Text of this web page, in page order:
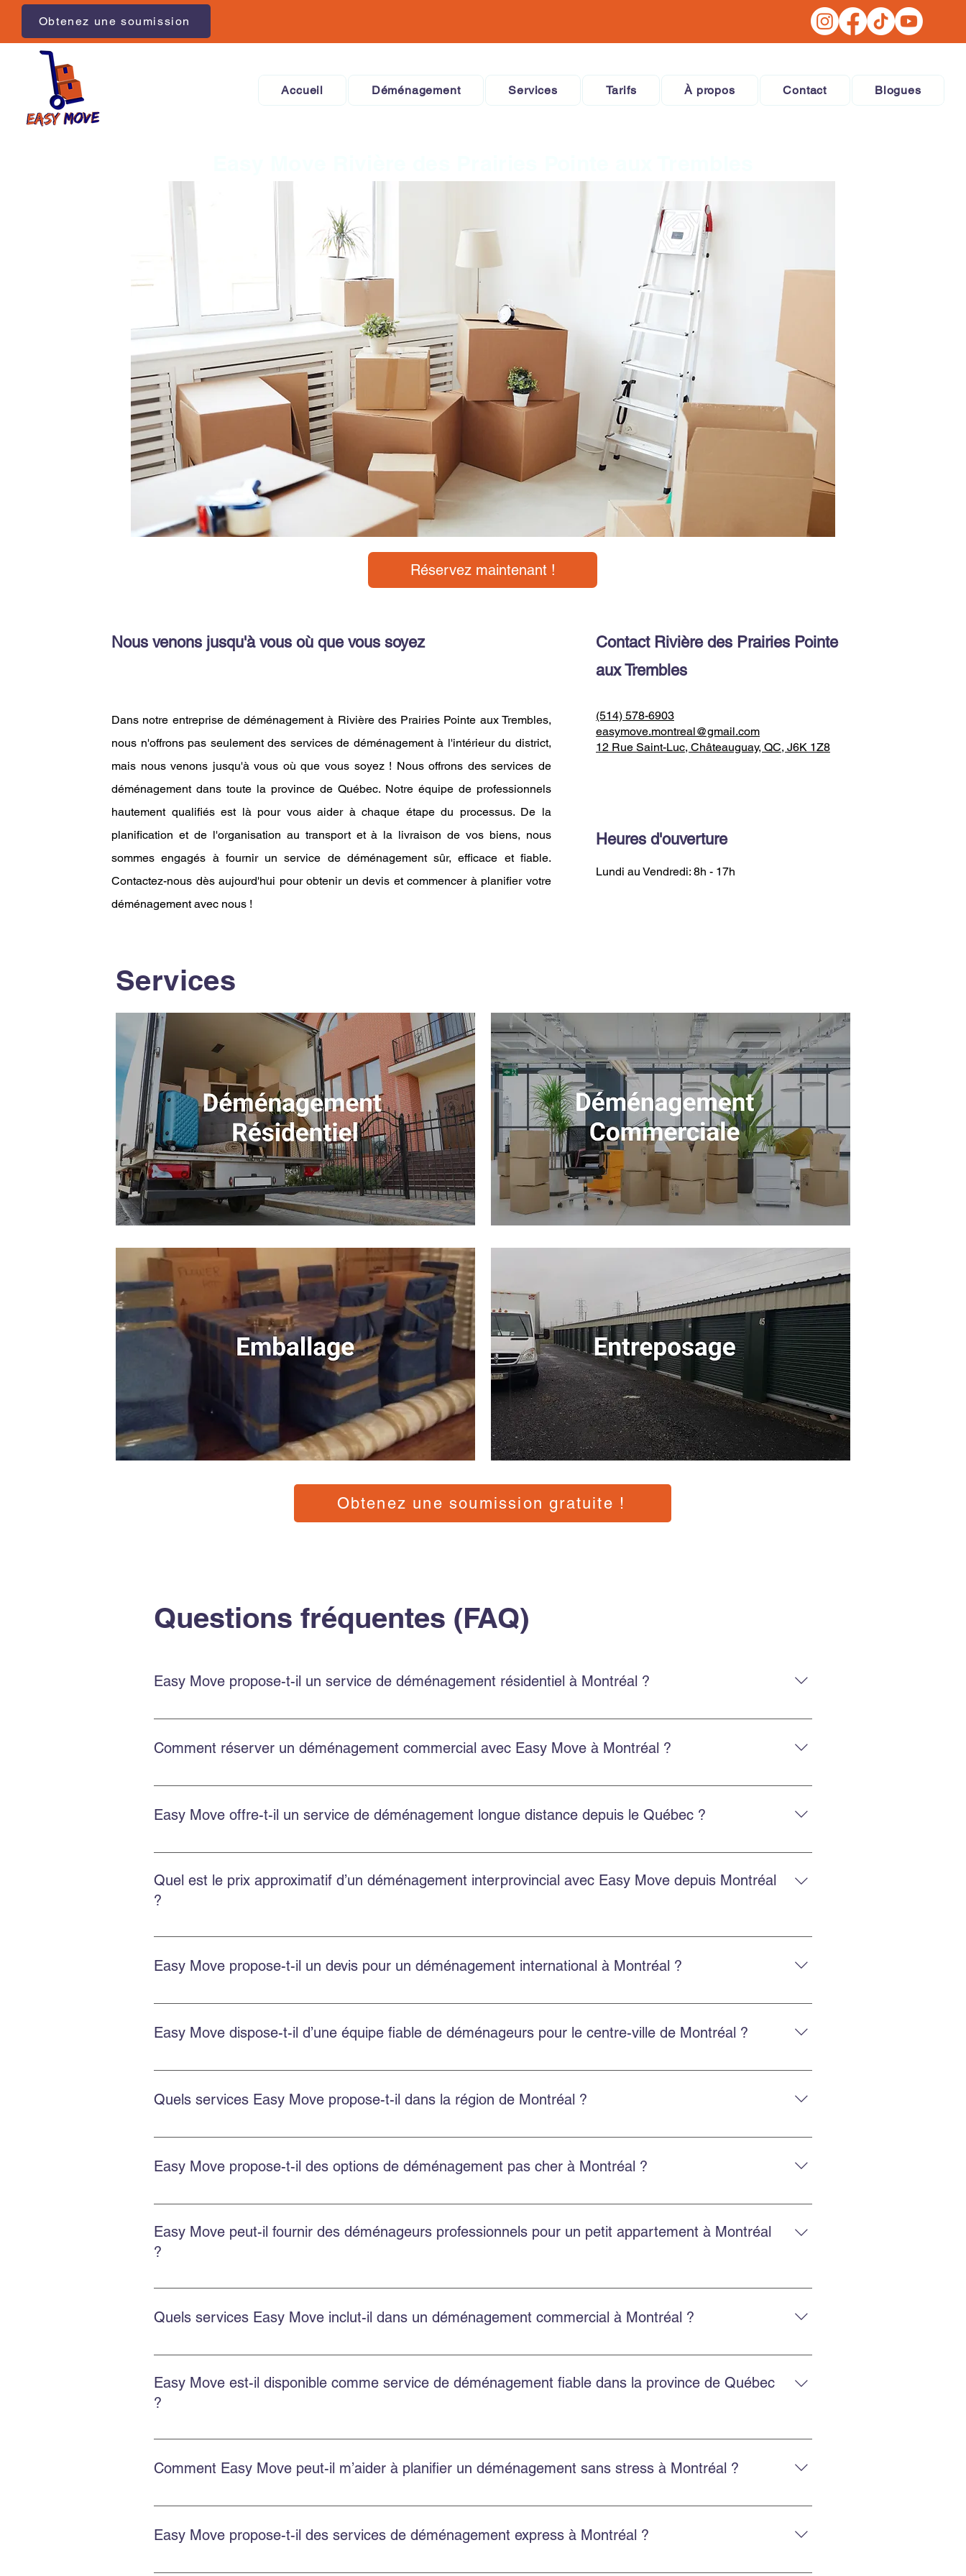
Obtenez une soumission
Accueil Déménagement Services Tarifs À propos Contact Blogues
Réservez maintenant !
Nous venons jusqu'à vous où que vous soyez
Dans notre entreprise de déménagement à Rivière des Prairies Pointe aux Trembles,
nous n'offrons pas seulement des services de déménagement à l'intérieur du district,
mais nous venons jusqu'à vous où que vous soyez ! Nous offrons des services de
déménagement dans toute la province de Québec. Notre équipe de professionnels
hautement qualifiés est là pour vous aider à chaque étape du processus. De la
planification et de l'organisation au transport et à la livraison de vos biens, nous
sommes engagés à fournir un service de déménagement sûr, efficace et fiable.
Contactez-nous dès aujourd'hui pour obtenir un devis et commencer à planifier votre
déménagement avec nous !
Contact Rivière des Prairies Pointe
aux Trembles
(514) 578-6903
easymove.montreal@gmail.com
12 Rue Saint-Luc, Châteauguay, QC, J6K 1Z8
Heures d'ouverture
Lundi au Vendredi: 8h - 17h
Services
Obtenez une soumission gratuite !
Questions fréquentes (FAQ)
Easy Move propose-t-il un service de déménagement résidentiel à Montréal ?
Oui. Easy Move Montréal propose un service résidentiel à Montréal et en banlieue, avec une équipe expérimentée qui manipule
Comment réserver un déménagement commercial avec Easy Move à Montréal ?
Réservez en remplissant le formulaire sur le site, en appelant au 514‑578‑6903, ou en nous contactant via Facebook ou
Easy Move offre-t-il un service de déménagement longue distance depuis le Québec ?
Oui. Easy Move réalise des déménagements provinciaux et internationaux depuis le Québec. Contactez-nous pour une cotation
Quel est le prix approximatif d’un déménagement interprovincial avec Easy Move depuis Montréal
?
Le prix dépend de la distance, du volume et des services choisis. Easy Move propose des soumissions gratuites en ligne pour
Easy Move propose-t-il un devis pour un déménagement international à Montréal ?
Oui. Easy Move fournit des devis gratuits pour les déménagements internationaux depuis Montréal, y compris vers les États-Unis.
Easy Move dispose-t-il d’une équipe fiable de déménageurs pour le centre-ville de Montréal ?
Oui. Easy Move dessert le centre-ville de Montréal avec une équipe ponctuelle, professionnelle et fiable.
Quels services Easy Move propose-t-il dans la région de Montréal ?
Easy Move propose le déménagement résidentiel, commercial, l’emballage professionnel, l’entreposage sécurisé et la location
Easy Move propose-t-il des options de déménagement pas cher à Montréal ?
Easy Move propose des solutions économiques et transparentes, avec un bon rapport qualité-prix et un service fiable.
Easy Move peut-il fournir des déménageurs professionnels pour un petit appartement à Montréal
?
Oui. Easy Move intervient aussi bien pour les petits appartements que pour les grands logements, avec un service adapté et
Quels services Easy Move inclut-il dans un déménagement commercial à Montréal ?
Le déménagement commercial inclut la planification, le chargement, le transport, le déchargement et la protection des biens, avec
Easy Move est-il disponible comme service de déménagement fiable dans la province de Québec
?
Oui. Easy Move intervient partout au Québec, y compris Montréal, Châteauguay et plusieurs autres régions.
Comment Easy Move peut-il m’aider à planifier un déménagement sans stress à Montréal ?
Planifiez à l’avance, obtenez une soumission gratuite, choisissez une équipe ponctuelle et utilisez nos services d’emballage ou
Easy Move propose-t-il des services de déménagement express à Montréal ?
Oui. Easy Move propose des services rapides et flexibles pour réduire le stress et assurer un déménagement efficace.